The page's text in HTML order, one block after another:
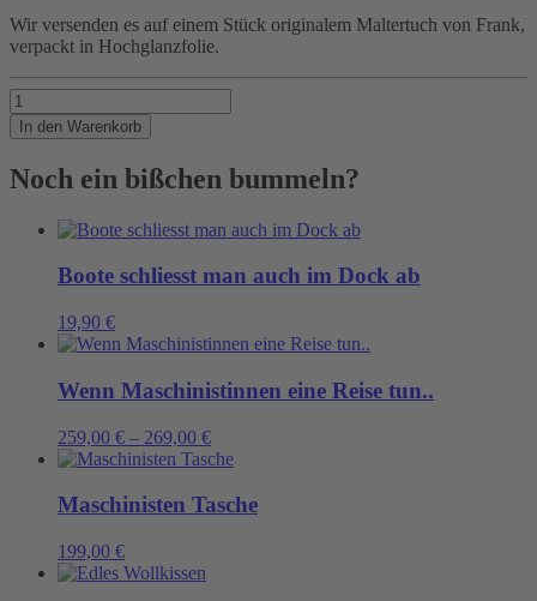
Wir versenden es auf einem Stück originalem Maltertuch von Frank,
verpackt in Hochglanzfolie.
Nicht
von
Pappe
In den Warenkorb
Noch ein bißchen bummeln?
Boote schliesst man auch im Dock ab
19,90 €
Wenn Maschinistinnen eine Reise tun..
259,00 € – 269,00 €
Maschinisten Tasche
199,00 €